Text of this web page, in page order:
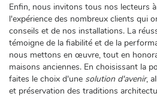
Enfin, nous invitons tous nos lecteurs
l'expérience des nombreux clients qui
conseils et de nos installations. La
témoigne de la fiabilité et de la
nous mettons en œuvre, tout en
maisons anciennes. En choisissant la
faites le choix d'une solution d'avenir,
et préservation des traditions